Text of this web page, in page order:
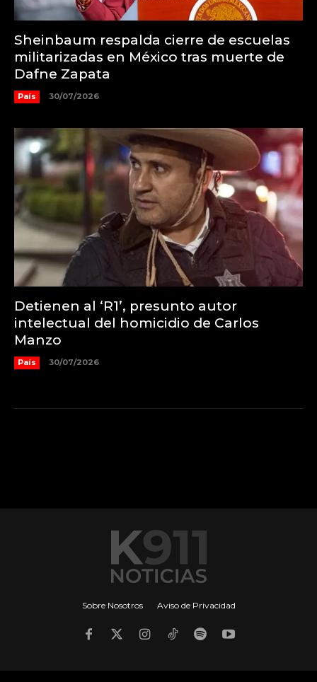
Sheinbaum respalda cierre de escuelas
militarizadas en México tras muerte de
Dafne Zapata
País 30/07/2026
Detienen al ‘R1’, presunto autor
intelectual del homicidio de Carlos
Manzo
País 30/07/2026
Sobre Nosotros Aviso de Privacidad